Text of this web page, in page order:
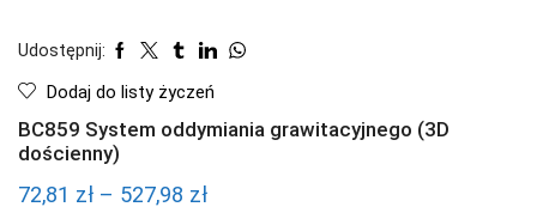
Udostępnij:
Dodaj do listy życzeń
BC859 System oddymiania grawitacyjnego (3D
dościenny)
72,81 zł – 527,98 złZakres